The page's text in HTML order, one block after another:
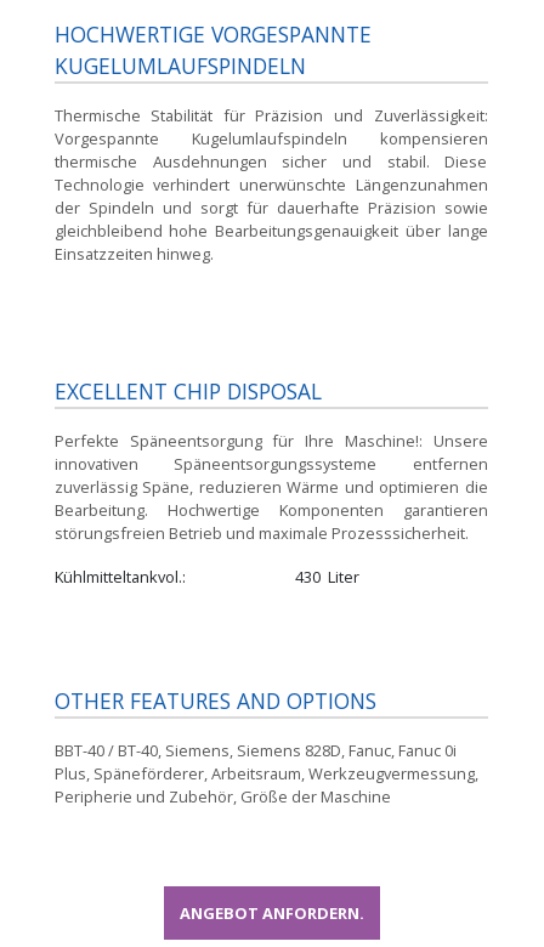
HOCHWERTIGE VORGESPANNTE
KUGELUMLAUFSPINDELN
Thermische Stabilität für Präzision und Zuverlässigkeit:
Vorgespannte Kugelumlaufspindeln kompensieren
thermische Ausdehnungen sicher und stabil. Diese
Technologie verhindert unerwünschte Längenzunahmen
der Spindeln und sorgt für dauerhafte Präzision sowie
gleichbleibend hohe Bearbeitungsgenauigkeit über lange
Einsatzzeiten hinweg.
EXCELLENT CHIP DISPOSAL
Perfekte Späneentsorgung für Ihre Maschine!: Unsere
innovativen Späneentsorgungssysteme entfernen
zuverlässig Späne, reduzieren Wärme und optimieren die
Bearbeitung. Hochwertige Komponenten garantieren
störungsfreien Betrieb und maximale Prozesssicherheit.
Kühlmitteltankvol. 430 Liter
OTHER FEATURES AND OPTIONS
BBT-40 / BT-40, Siemens, Siemens 828D, Fanuc, Fanuc 0i
Plus, Späneförderer, Arbeitsraum, Werkzeugvermessung,
Peripherie und Zubehör, Größe der Maschine
ANGEBOT ANFORDERN.